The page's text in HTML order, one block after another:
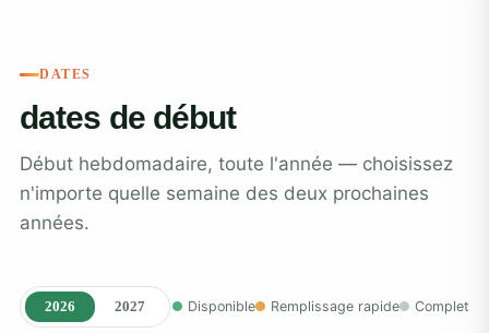
DATES
dates de début
Début hebdomadaire, toute l'année — choisissez
n'importe quelle semaine des deux prochaines
années.
2026 2027 Disponible Remplissage rapide Complet